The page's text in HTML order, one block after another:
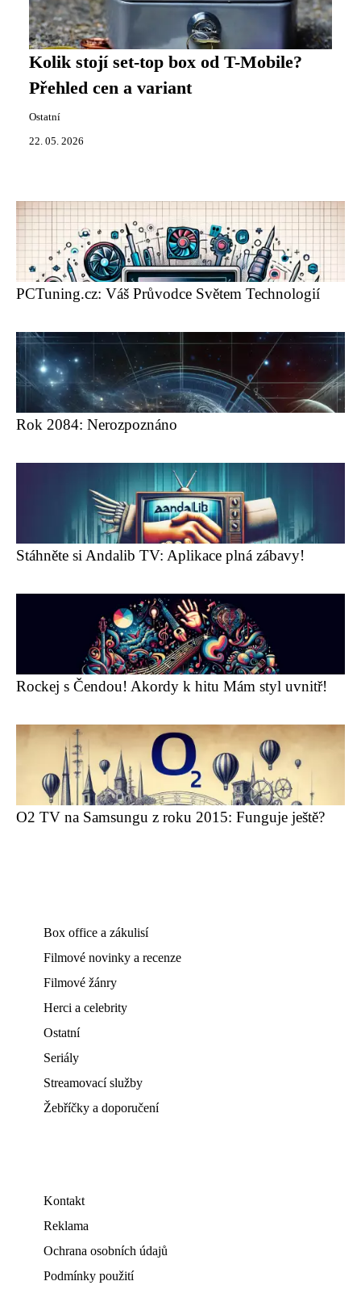
Kolik stojí set-top box od T-Mobile?
Přehled cen a variant
Ostatní
22. 05. 2026
PCTuning.cz: Váš Průvodce Světem Technologií
Rok 2084: Nerozpoznáno
Stáhněte si Andalib TV: Aplikace plná zábavy!
Rockej s Čendou! Akordy k hitu Mám styl uvnitř!
O2 TV na Samsungu z roku 2015: Funguje ještě?
Box office a zákulisí
Filmové novinky a recenze
Filmové žánry
Herci a celebrity
Ostatní
Seriály
Streamovací služby
Žebříčky a doporučení
Kontakt
Reklama
Ochrana osobních údajů
Podmínky použití